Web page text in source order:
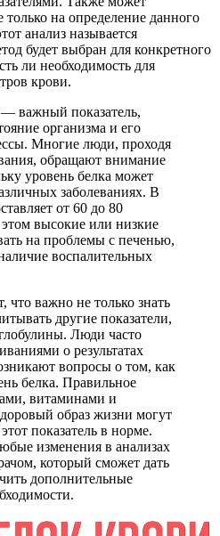
только на определение данного
анализ называется
будет выбран для конкретного
ли необходимость для
крови.
важный показатель,
организма и его
Многие люди, проходя
обращают внимание
уровень белка может
заболеваниях. В
от 60 до 80
высокие или низкие
на проблемы с печенью,
воспалительных
важно не только знать
другие показатели,
Люди часто
о результатах
вопросы о том, как
белка. Правильное
витаминами и
образ жизни могут
показатель в норме.
изменения в анализах
который сможет дать
дополнительные